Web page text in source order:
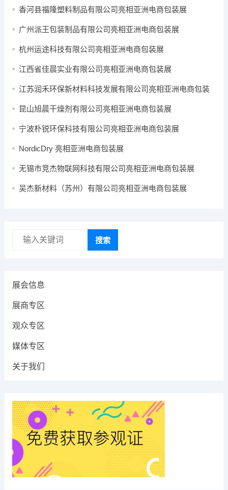
香河县福隆塑料制品有限公司亮相亚洲电商包装展
广州派王包装制品有限公司亮相亚洲电商包装展
杭州运途科技有限公司亮相亚洲电商包装展
江西省佳晨实业有限公司亮相亚洲电商包装展
江苏润禾环保新材料科技发展有限公司亮相亚洲电商包装
昆山旭晨干燥剂有限公司亮相亚洲电商包装展
宁波朴锐环保科技有限公司亮相亚洲电商包装展
NordicDry 亮相亚洲电商包装展
无锡市竞杰物联网科技有限公司亮相亚洲电商包装展
吴杰新材料（苏州）有限公司亮相亚洲电商包装展
搜索
展会信息
展商专区
观众专区
媒体专区
关于我们